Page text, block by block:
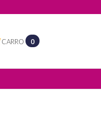
CARRO 0